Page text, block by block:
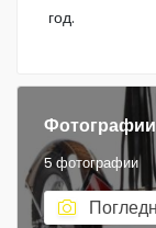
год.
Фотографии
5 фотографии